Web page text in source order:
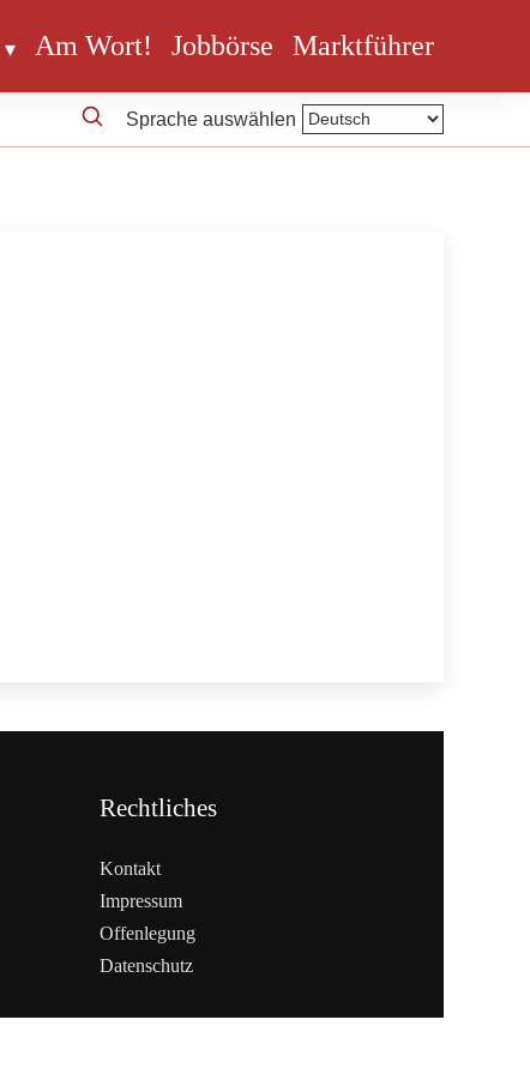
Am Wort! Jobbörse Marktführer
Sprache auswählen
Rechtliches
Kontakt
Impressum
Offenlegung
Datenschutz